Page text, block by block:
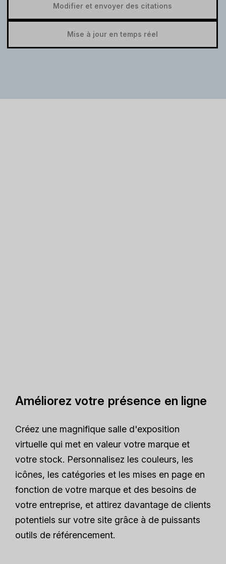
Modifier et envoyer des citations
Mise à jour en temps réel
Améliorez votre présence en ligne
Créez une magnifique salle d'exposition
virtuelle qui met en valeur votre marque et
votre stock. Personnalisez les couleurs, les
icônes, les catégories et les mises en page en
fonction de votre marque et des besoins de
votre entreprise, et attirez davantage de clients
potentiels sur votre site grâce à de puissants
outils de référencement.